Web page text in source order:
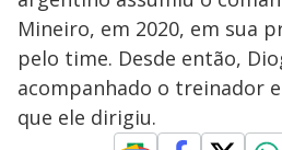
Mineiro, em 2020, em sua
pelo time. Desde então,
acompanhado o treinador
que ele dirigiu.